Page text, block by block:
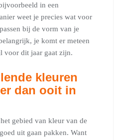
in een
weet je precies wat voor
bij de vorm van je
je komt er meteen
voor dit jaar gaat zijn.
kleuren
dan ooit in
gebied van kleur van de
uit gaan pakken. Want